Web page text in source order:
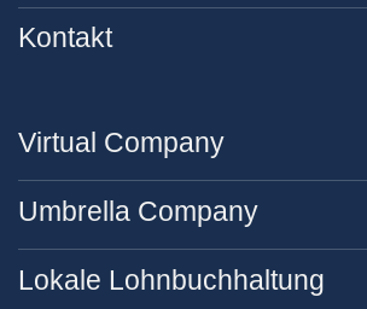
Kontakt
Virtual Company
Umbrella Company
Lokale Lohnbuchhaltung